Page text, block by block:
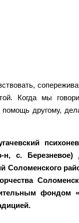
Когда мы
другому,
н, с.
Соломенского
фондом